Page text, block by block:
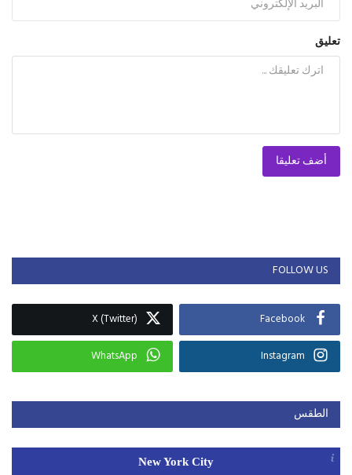
تعليق
أضف تعليقا
FOLLOW US
Facebook
X (Twitter)
Instagram
WhatsApp
الطقس
New York City